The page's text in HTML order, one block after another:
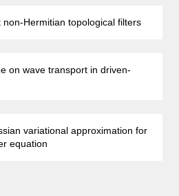
Hermitian topological filters
on wave transport in driven-
variational approximation for
equation